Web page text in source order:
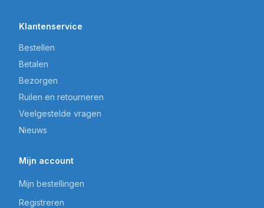
Klantenservice
Bestellen
Betalen
Bezorgen
Ruilen en retourneren
Veelgestelde vragen
Nieuws
Mijn account
Mijn bestellingen
Registreren